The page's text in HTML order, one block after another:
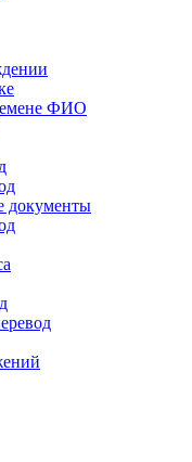
ФИО
документы